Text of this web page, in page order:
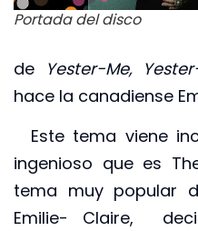
Portada del disco
de Yester-Me,
hace la canadiense
Este tema viene
ingenioso que es
tema muy popular
Emilie- Claire,